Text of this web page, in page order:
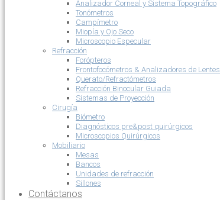
Analizador Corneal y Sistema Topográfico
Tonómetros
Campímetro
Miopía y Ojo Seco
Microscopio Especular
Refracción
Forópteros
Frontofocómetros & Analizadores de Lentes
Querato/Refractómetros
Refracción Binocular Guiada
Sistemas de Proyección
Cirugía
Biómetro
Diagnósticos pre&post quirúrgicos
Microscopios Quirúrgicos
Mobiliario
Mesas
Bancos
Unidades de refracción
Sillones
Contáctanos